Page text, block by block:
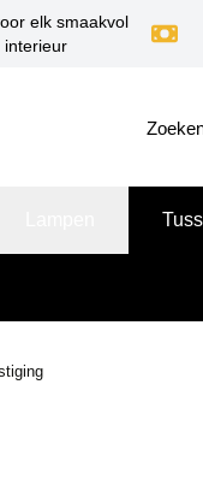
elk smaakvol
interieur